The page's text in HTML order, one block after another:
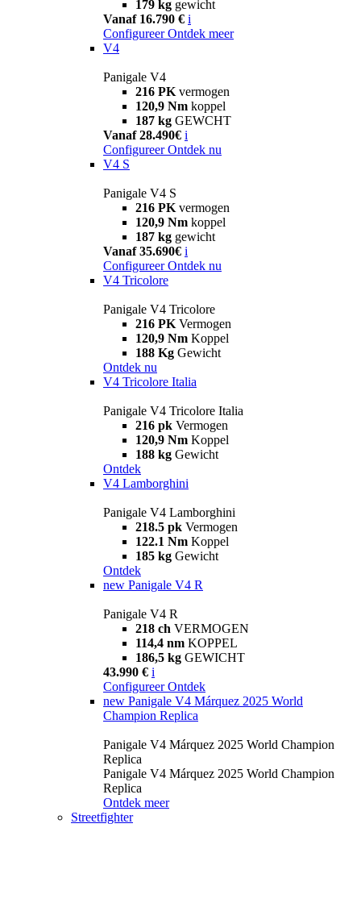
179 kg gewicht
Vanaf 16.790 € i
Configureer Ontdek meer
V4
Panigale V4
216 PK vermogen
120,9 Nm koppel
187 kg GEWCHT
Vanaf 28.490€ i
Configureer Ontdek nu
V4 S
Panigale V4 S
216 PK vermogen
120,9 Nm koppel
187 kg gewicht
Vanaf 35.690€ i
Configureer Ontdek nu
V4 Tricolore
Panigale V4 Tricolore
216 PK Vermogen
120,9 Nm Koppel
188 Kg Gewicht
Ontdek nu
V4 Tricolore Italia
Panigale V4 Tricolore Italia
216 pk Vermogen
120,9 Nm Koppel
188 kg Gewicht
Ontdek
V4 Lamborghini
Panigale V4 Lamborghini
218.5 pk Vermogen
122.1 Nm Koppel
185 kg Gewicht
Ontdek
new Panigale V4 R
Panigale V4 R
218 ch VERMOGEN
114,4 nm KOPPEL
186,5 kg GEWICHT
43.990 € i
Configureer Ontdek
new Panigale V4 Márquez 2025 World
Champion Replica
Panigale V4 Márquez 2025 World Champion
Replica
Panigale V4 Márquez 2025 World Champion
Replica
Ontdek meer
Streetfighter